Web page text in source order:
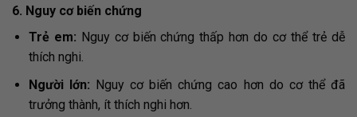
6. Nguy cơ biến chứng
Trẻ em: Nguy cơ biến chứng thấp hơn do cơ thể trẻ dễ
thích nghi.
Người lớn: Nguy cơ biến chứng cao hơn do cơ thể đã
trưởng thành, ít thích nghi hơn.